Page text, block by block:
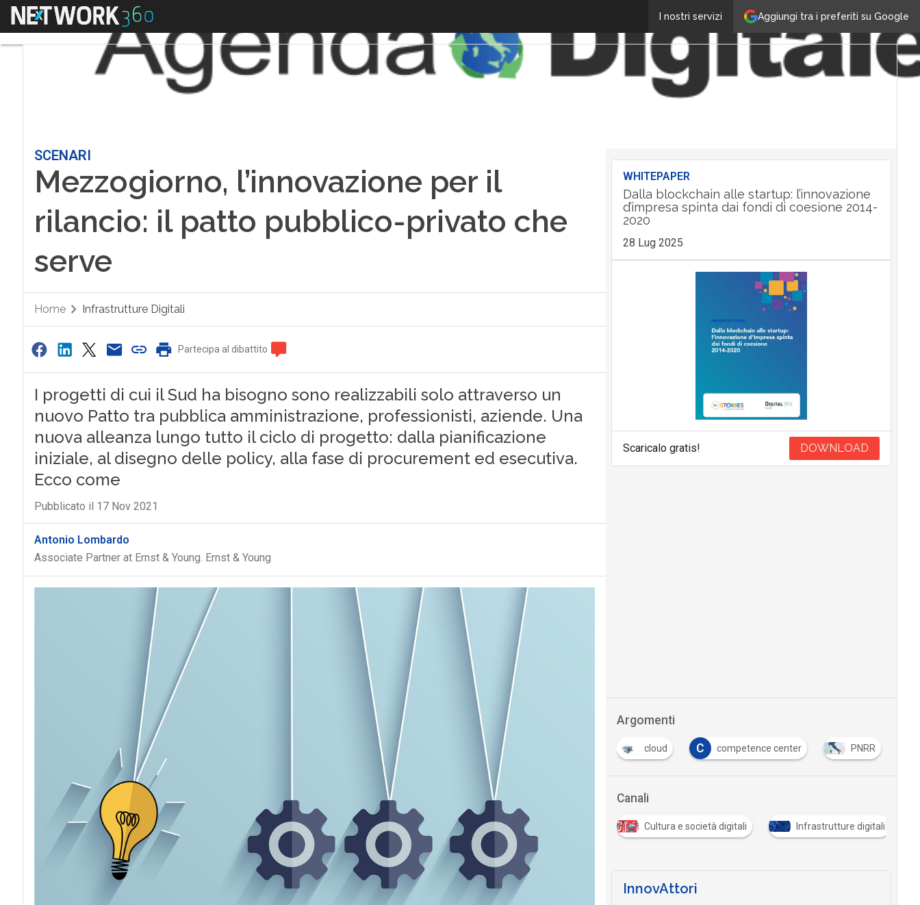
Aggiungi tra i preferiti su Google
I nostri servizi
Menu
SCENARI
Mezzogiorno, l’innovazione per il
rilancio: il patto pubblico-privato che
serve
Home Infrastrutture Digitali
Partecipa al dibattito
I progetti di cui il Sud ha bisogno sono realizzabili solo attraverso un
nuovo Patto tra pubblica amministrazione, professionisti, aziende. Una
nuova alleanza lungo tutto il ciclo di progetto: dalla pianificazione
iniziale, al disegno delle policy, alla fase di procurement ed esecutiva.
Ecco come
Pubblicato il 17 Nov 2021
Antonio Lombardo
Associate Partner at Ernst & Young. Ernst & Young
WHITEPAPER
Dalla blockchain alle startup: l’innovazione
d’impresa spinta dai fondi di coesione 2014-
2020
28 Lug 2025
Scaricalo gratis! DOWNLOAD
Argomenti
cloud competence center PNRR
Canali
Cittadinanza digitale Cultura e società digitali Infrastrutture digitali
InnovAttori